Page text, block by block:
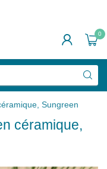
0
Sungreen
céramique,